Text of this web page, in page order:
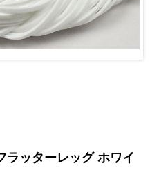
ラッターレッグ ホワイ